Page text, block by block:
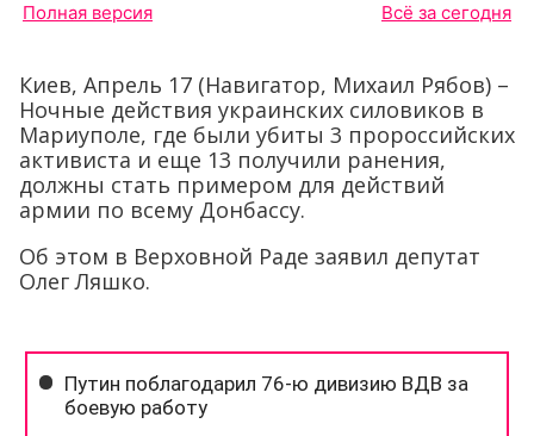
Полная версия Всё за сегодня
Киев, Апрель 17 (Навигатор, Михаил Рябов) –
Ночные действия украинских силовиков в
Мариуполе, где были убиты 3 пророссийских
активиста и еще 13 получили ранения,
должны стать примером для действий
армии по всему Донбассу.
Об этом в Верховной Раде заявил депутат
Олег Ляшко.